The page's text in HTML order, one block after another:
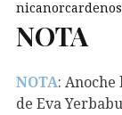
NOTA
NOTA: Anoche
de Eva